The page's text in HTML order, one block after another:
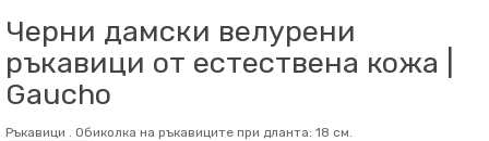
Черни дамски велурени
ръкавици от естествена кожа |
Gaucho
Ръкавици . Обиколка на ръкaвиците при дланта: 18 см.